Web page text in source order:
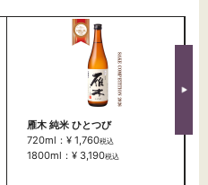
雁木 純米 ひとつび
720ml：¥ 1,760税込
1800ml：¥ 3,190税込